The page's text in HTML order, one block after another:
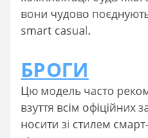
вони чудово
smart casual.
БРОГИ
Цю модель часто
взуття всім офіційних
носити зі стилем